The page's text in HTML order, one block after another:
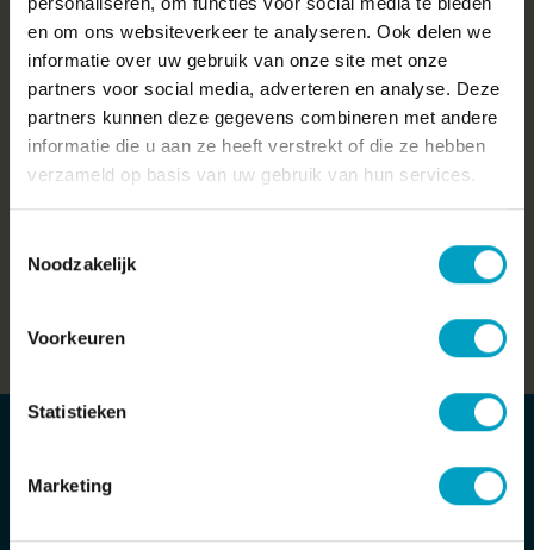
en om ons websiteverkeer te analyseren. Ook delen we
informatie over uw gebruik van onze site met onze
partners voor social media, adverteren en analyse. Deze
partners kunnen deze gegevens combineren met andere
informatie die u aan ze heeft verstrekt of die ze hebben
verzameld op basis van uw gebruik van hun services.
Noodzakelijk
Voorkeuren
Statistieken
Marketing
Veel gestelde vragen
Wat is utiliteitsbouw?
zorginstellingen.